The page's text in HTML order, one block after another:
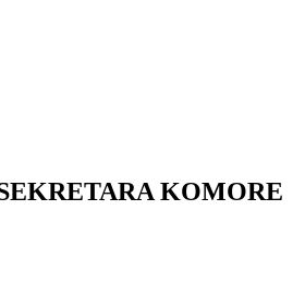
KOMORE